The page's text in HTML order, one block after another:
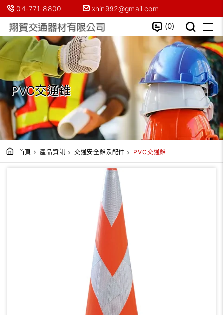
04-771-8800 xhin992@gmail.com
0
PVC交通錐
首頁 產品資訊 交通安全錐及配件 PVC交通錐